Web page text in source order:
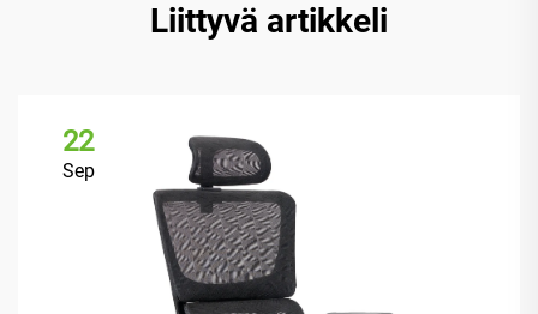
Liittyvä artikkeli
22
Sep